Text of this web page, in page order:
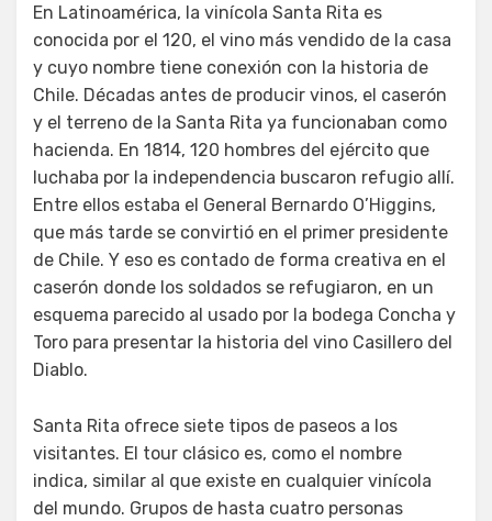
En Latinoamérica, la vinícola Santa Rita es
conocida por el 120, el vino más vendido de la casa
y cuyo nombre tiene conexión con la historia de
Chile. Décadas antes de producir vinos, el caserón
y el terreno de la Santa Rita ya funcionaban como
hacienda. En 1814, 120 hombres del ejército que
luchaba por la independencia buscaron refugio allí.
Entre ellos estaba el General Bernardo O’Higgins,
que más tarde se convirtió en el primer presidente
de Chile. Y eso es contado de forma creativa en el
caserón donde los soldados se refugiaron, en un
esquema parecido al usado por la bodega Concha y
Toro para presentar la historia del vino Casillero del
Diablo.
Santa Rita ofrece siete tipos de paseos a los
visitantes. El tour clásico es, como el nombre
indica, similar al que existe en cualquier vinícola
del mundo. Grupos de hasta cuatro personas